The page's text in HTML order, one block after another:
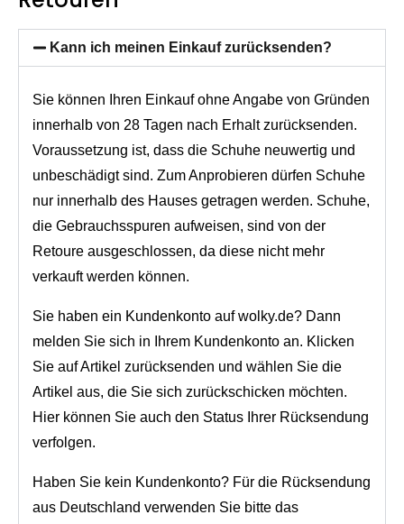
Kann ich meinen Einkauf zurücksenden?
Sie können Ihren Einkauf ohne Angabe von Gründen
innerhalb von 28 Tagen nach Erhalt zurücksenden.
Voraussetzung ist, dass die Schuhe neuwertig und
unbeschädigt sind. Zum Anprobieren dürfen Schuhe
nur innerhalb des Hauses getragen werden. Schuhe,
die Gebrauchsspuren aufweisen, sind von der
Retoure ausgeschlossen, da diese nicht mehr
verkauft werden können.
Sie haben ein Kundenkonto auf wolky.de? Dann
melden Sie sich in Ihrem Kundenkonto an. Klicken
Sie auf Artikel zurücksenden und wählen Sie die
Artikel aus, die Sie sich zurückschicken möchten.
Hier können Sie auch den Status Ihrer Rücksendung
verfolgen.
Haben Sie kein Kundenkonto? Für die Rücksendung
aus Deutschland verwenden Sie bitte das